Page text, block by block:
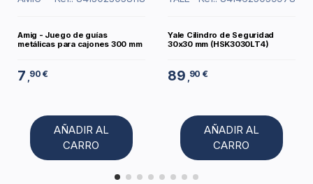
Amig - Juego de guías
metálicas para cajones 300 mm
7 90 €
AÑADIR AL
CARRO
Yale Cilindro de Seguridad
30x30 mm (HSK3030LT4)
89 90 €
AÑADIR AL
CARRO